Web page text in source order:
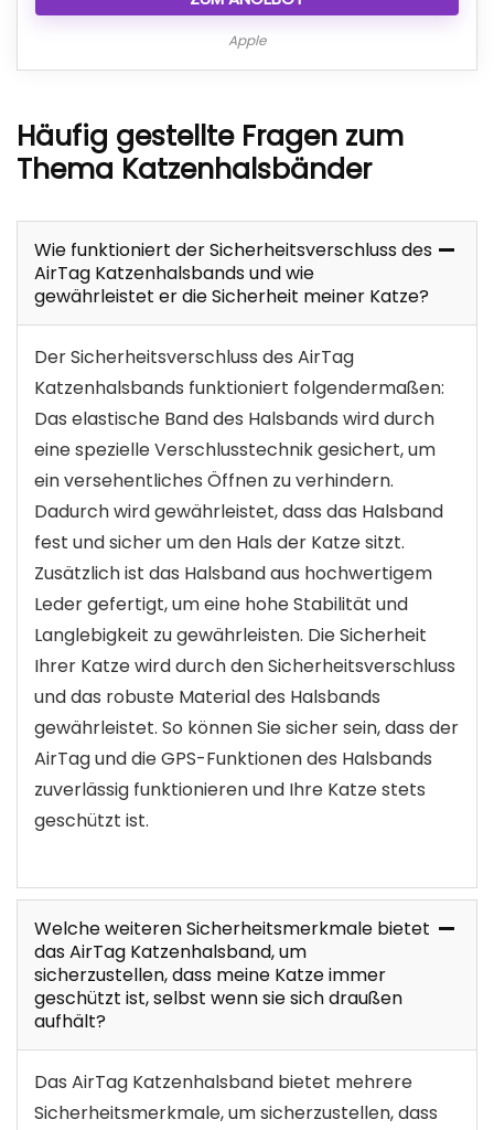
Apple
Häufig gestellte Fragen zum
Thema Katzenhalsbänder
Wie funktioniert der Sicherheitsverschluss des
AirTag Katzenhalsbands und wie
gewährleistet er die Sicherheit meiner Katze?
Der Sicherheitsverschluss des AirTag
Katzenhalsbands funktioniert folgendermaßen:
Das elastische Band des Halsbands wird durch
eine spezielle Verschlusstechnik gesichert, um
ein versehentliches Öffnen zu verhindern.
Dadurch wird gewährleistet, dass das Halsband
fest und sicher um den Hals der Katze sitzt.
Zusätzlich ist das Halsband aus hochwertigem
Leder gefertigt, um eine hohe Stabilität und
Langlebigkeit zu gewährleisten. Die Sicherheit
Ihrer Katze wird durch den Sicherheitsverschluss
und das robuste Material des Halsbands
gewährleistet. So können Sie sicher sein, dass der
AirTag und die GPS-Funktionen des Halsbands
zuverlässig funktionieren und Ihre Katze stets
geschützt ist.
Welche weiteren Sicherheitsmerkmale bietet
das AirTag Katzenhalsband, um
sicherzustellen, dass meine Katze immer
geschützt ist, selbst wenn sie sich draußen
aufhält?
Das AirTag Katzenhalsband bietet mehrere
Sicherheitsmerkmale, um sicherzustellen, dass